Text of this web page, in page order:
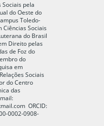
pela
do Oeste do
Toledo-
Ciências Sociais
do Brasil
Direito pelas
de Foz do
do
em
Sociais
do Centro
das
ORCID:
0002-0908-